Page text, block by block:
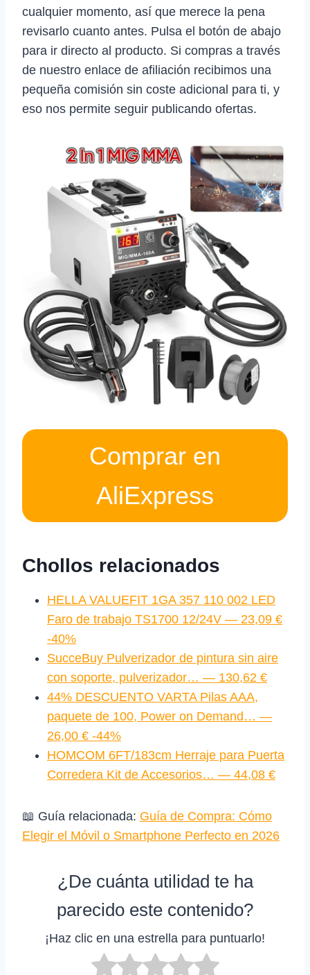
cualquier momento, así que merece la pena
revisarlo cuanto antes. Pulsa el botón de abajo
para ir directo al producto. Si compras a través
de nuestro enlace de afiliación recibimos una
pequeña comisión sin coste adicional para ti, y
eso nos permite seguir publicando ofertas.
Comprar en
AliExpress
Chollos relacionados
HELLA VALUEFIT 1GA 357 110 002 LED
Faro de trabajo TS1700 12/24V — 23,09 €
-40%
SucceBuy Pulverizador de pintura sin aire
con soporte, pulverizador… — 130,62 €
44% DESCUENTO VARTA Pilas AAA,
paquete de 100, Power on Demand… —
26,00 € -44%
HOMCOM 6FT/183cm Herraje para Puerta
Corredera Kit de Accesorios… — 44,08 €
📖 Guía relacionada: Guía de Compra: Cómo
Elegir el Móvil o Smartphone Perfecto en 2026
¿De cuánta utilidad te ha
parecido este contenido?
¡Haz clic en una estrella para puntuarlo!